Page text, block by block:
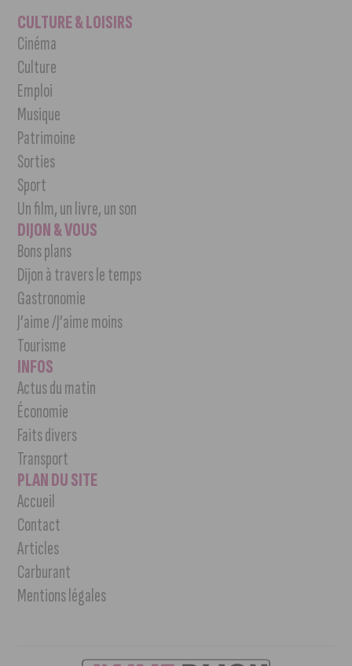
CULTURE & LOISIRS
Cinéma
Culture
Emploi
Musique
Patrimoine
Sorties
Sport
Un film, un livre, un son
DIJON & VOUS
Bons plans
Dijon à travers le temps
Gastronomie
J’aime /J’aime moins
Tourisme
INFOS
Actus du matin
Économie
Faits divers
Transport
PLAN DU SITE
Accueil
Contact
Articles
Carburant
Mentions légales